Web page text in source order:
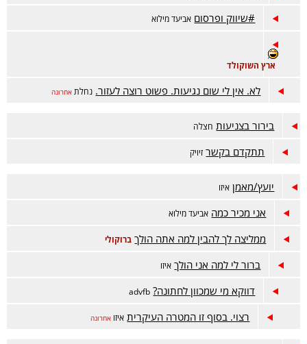
#שיווק ופרסום אביעד מילוא
ארץ השוקולד
לא. אין לי שום נגיעות. פשוט רוצה לעזור. נחלת אחרונה
בירור בצניעות חצלה
תתקדם בקשר זיויק
יועץ/מאמן איזו
אני מכיר כמה אביעד מילוא
ממליצה לך להבין למה אתה הולך ברוקולי
ברור לי למה אני הולך איזו
דווקא מי שמכוון לחתונה? advfb
רצוי. בסוף זו המטרה העיקרית איזו אחרונה